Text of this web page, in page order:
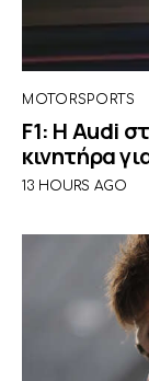
MOTORSPORTS
F1: Η Audi
κινητήρα
13 HOURS AGO